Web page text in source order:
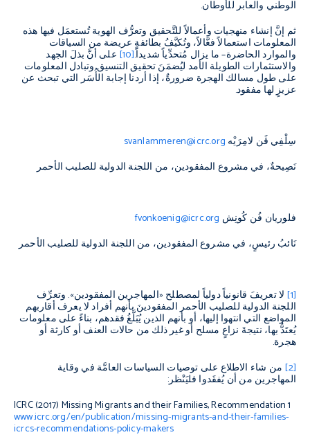
الوطني والعابر للأوطان.
ثم إنَّ إنشاء منهجيات وأعمالاً للتَّحقيق وتعرُّف الهوية تُستعمَل فيها هذه
المعلومات استعمالاً فعَّالاً، وتُكيَّفُ بطائفةٍ عريضة من السياقات
والموارد الحاضرة– ما يزال مُتحدِّياً شديداً.[10] على أنَّ بذلَ الجهد
والاستثمارات الطويلة الأمد ليُضمَنَ تحقيق التنسيق وتبادل المعلومات
على طول مسالك الهجرة ضرورةٌ، إذا أردنا إجابة الأُسَر التي تبحث عن
عزيزٍ لها مفقود.
سِلْفِي ڤَن لامِرَيْه svanlammeren@icrc.org
نَصِيحةٌ، في مشروع المفقودين، من اللجنة الدولية للصليب الأحمر
فلوريان فُن كُونِش fvonkoenig@icrc.org
نَائبُ رئيسٍ، في مشروع المفقودين، من اللجنة الدولية للصليب الأحمر
[1] لا تعريفَ قانونياً دولياً لمصطلح «المهاجرين المفقودين». وتعرِّف
اللجنة الدولية للصليب الأحمر المفقودينَ بأنهم أفراد لا يعرف أقاربهم
المواضع التي انتهوا إليها، أو بأنهم الذين يُبَلَّغُ فقدهم، بناءً على معلومات
يُعتَدُّ بها، نتيجةَ نزاعٍ مسلح أو غير ذلك من حالات العنف أو كارثة أو
هجرة.
[2] من شاء الاطلاع على توصيات السياسات العامَّة في وقاية
المهاجرين من أن يُفقَدوا فليَنْظر:
ICRC (2017) Missing Migrants and their Families, Recommendation 1
www.icrc.org/en/publication/missing-migrants-and-their-families-
icrcs-recommendations-policy-makers